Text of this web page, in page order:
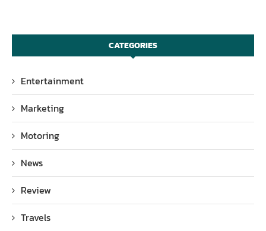
CATEGORIES
Entertainment
Marketing
Motoring
News
Review
Travels